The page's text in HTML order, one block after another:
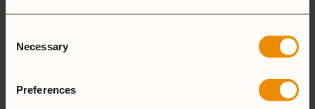
Selection
Necessary
Preferences